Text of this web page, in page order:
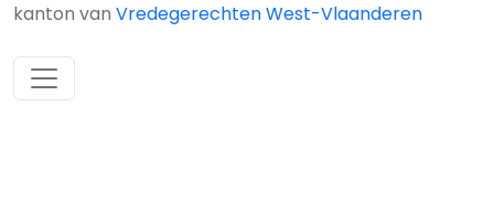
kanton van Vredegerechten West-Vlaanderen